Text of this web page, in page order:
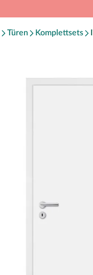
Türen Komplettsets